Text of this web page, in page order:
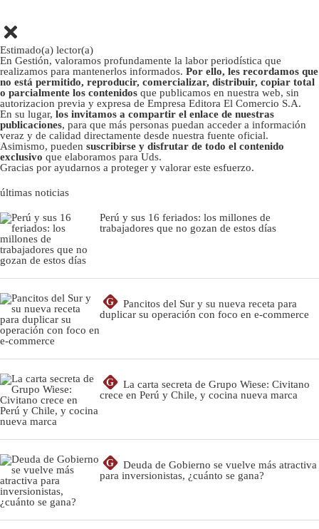
Estimado(a) lector(a)
En Gestión, valoramos profundamente la labor periodística que
realizamos para mantenerlos informados. Por ello, les recordamos que
no está permitido, reproducir, comercializar, distribuir, copiar total
o parcialmente los contenidos que publicamos en nuestra web, sin
autorizacion previa y expresa de Empresa Editora El Comercio S.A.
En su lugar, los invitamos a compartir el enlace de nuestras
publicaciones, para que más personas puedan acceder a información
veraz y de calidad directamente desde nuestra fuente oficial.
Asimismo, pueden suscribirse y disfrutar de todo el contenido
exclusivo que elaboramos para Uds.
Gracias por ayudarnos a proteger y valorar este esfuerzo.
últimas noticias
Perú y sus 16 feriados: los millones de
trabajadores que no gozan de estos días
G
Pancitos del Sur y su nueva receta para
duplicar su operación con foco en e-commerce
G
La carta secreta de Grupo Wiese: Civitano
crece en Perú y Chile, y cocina nueva marca
G
Deuda de Gobierno se vuelve más atractiva
para inversionistas, ¿cuánto se gana?